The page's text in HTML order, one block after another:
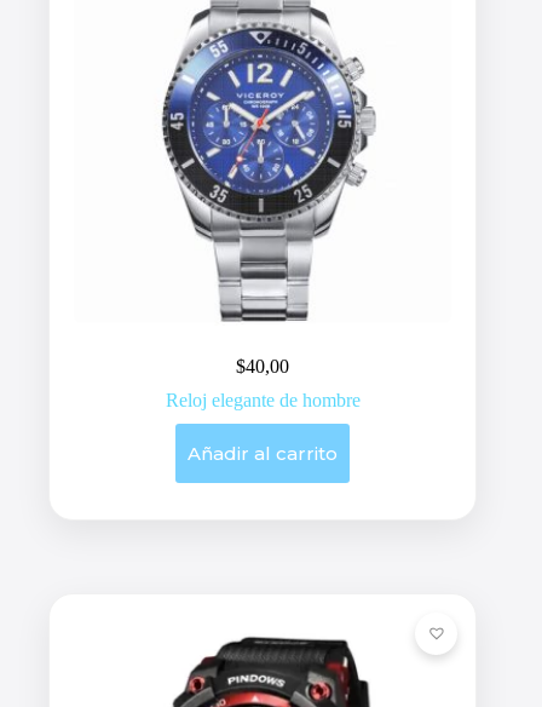
$40,00
Reloj elegante de hombre
Añadir al carrito